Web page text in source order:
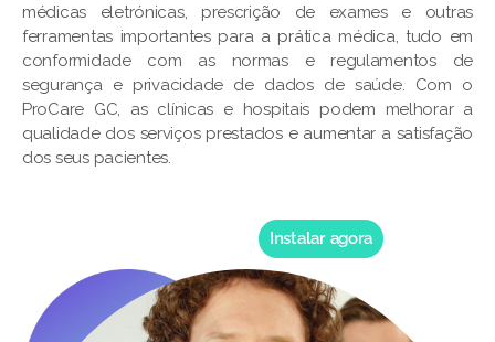
médicas eletrónicas, prescrição de exames e outras
ferramentas importantes para a prática médica, tudo em
conformidade com as normas e regulamentos de
segurança e privacidade de dados de saúde. Com o
ProCare GC, as clínicas e hospitais podem melhorar a
qualidade dos serviços prestados e aumentar a satisfação
dos seus pacientes.
Instalar agora